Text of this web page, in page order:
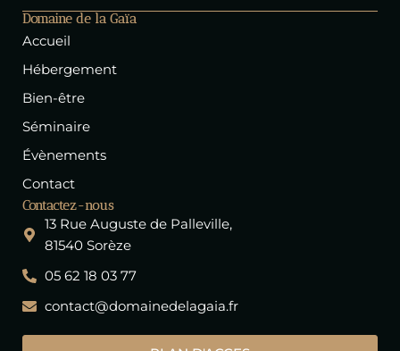
e
t
k
p
Domaine de la Gaïa
Accueil
Hébergement
Bien-être
Séminaire
Évènements
Contact
Contactez-nous
13 Rue Auguste de Palleville,
81540 Sorèze
05 62 18 03 77
contact@domainedelagaia.fr